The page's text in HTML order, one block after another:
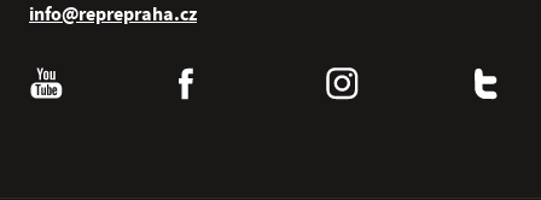
info@reprepraha.cz